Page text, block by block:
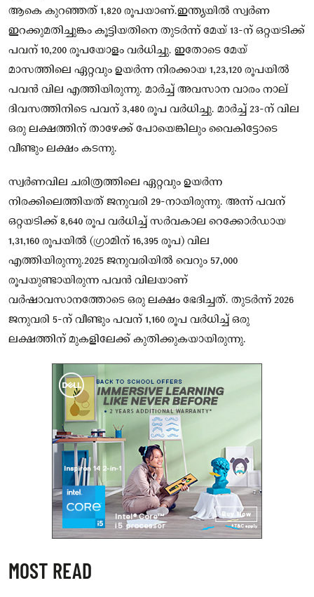
ആകെ കുറഞ്ഞത് 1,820 രൂപയാണ്.ഇന്ത്യയിൽ സ്വർണ
ഇറക്കുമതിച്ചുങ്കം കൂട്ടിയതിനെ തുടർന്ന് മേയ് 13-ന് ഒറ്റയടിക്ക്
പവന് 10,200 രൂപയോളം വർധിച്ചു. ഇതോടെ മേയ്
മാസത്തിലെ ഏറ്റവും ഉയർന്ന നിരക്കായ 1,23,120 രൂപയിൽ
പവൻ വില എത്തിയിരുന്നു. മാർച്ച് അവസാന വാരം നാല്
ദിവസത്തിനിടെ പവന് 3,480 രൂപ വർധിച്ചു. മാർച്ച് 23-ന് വില
ഒരു ലക്ഷത്തിന് താഴേക്ക് പോയെങ്കിലും വൈകിട്ടോടെ
വീണ്ടും ലക്ഷം കടന്നു.
സ്വർണവില ചരിത്രത്തിലെ ഏറ്റവും ഉയർന്ന
നിരക്കിലെത്തിയത് ജനുവരി 29-നായിരുന്നു. അന്ന് പവന്
ഒറ്റയടിക്ക് 8,640 രൂപ വർധിച്ച് സർവകാല റെക്കോർഡായ
1,31,160 രൂപയിൽ (ഗ്രാമിന് 16,395 രൂപ) വില
എത്തിയിരുന്നു.2025 ജനുവരിയിൽ വെറും 57,000
രൂപയുണ്ടായിരുന്ന പവൻ വിലയാണ്
വർഷാവസാനത്തോടെ ഒരു ലക്ഷം ഭേദിച്ചത്. തുടർന്ന് 2026
ജനുവരി 5-ന് വീണ്ടും പവന് 1,160 രൂപ വർധിച്ച് ഒരു
ലക്ഷത്തിന് മുകളിലേക്ക് കുതിക്കുകയായിരുന്നു.
MOST READ